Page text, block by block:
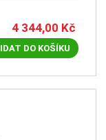
4 344,00 Kč
DO KOŠÍKU